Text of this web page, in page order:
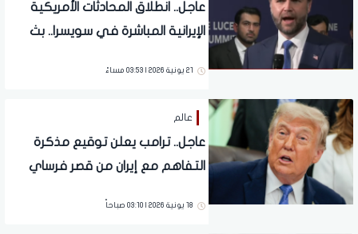
عاجل.. انطلاق المحادثات الأمريكية
الإيرانية المباشرة في سويسرا.. بث
21 يونية 2026 | 03:53 مساءً
عالم
عاجل.. ترامب يعلن توقيع مذكرة
التفاهم مع إيران من قصر فرساي
18 يونية 2026 | 03:10 صباحاً